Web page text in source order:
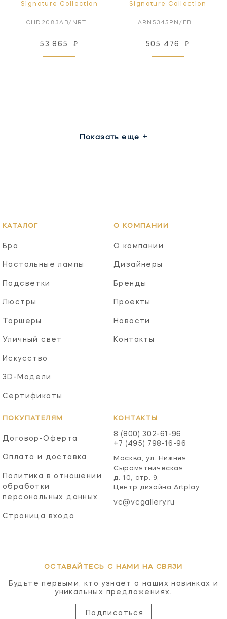
Signature Collection
CHD2083AB/NRT-L
53 865 ₽
Signature Collection
ARN5345PN/EB-L
505 476 ₽
Показать еще +
КАТАЛОГ
Бра
Настольные лампы
Подсветки
Люстры
Торшеры
Уличный свет
Искусство
3D-Модели
Сертификаты
О КОМПАНИИ
О компании
Дизайнеры
Бренды
Проекты
Новости
Контакты
ПОКУПАТЕЛЯМ
Договор-Оферта
Оплата и доставка
Политика в отношении
обработки
персональных данных
Страница входа
КОНТАКТЫ
8 (800) 302-61-96
+7 (495) 798-16-96
Москва, ул. Нижняя
Сыромятническая
д. 10, стр. 9,
Центр дизайна Artplay
vc@vcgallery.ru
ОСТАВАЙТЕСЬ С НАМИ НА СВЯЗИ
Будьте первыми, кто узнает о наших новинках и
уникальных предложениях.
Подписаться